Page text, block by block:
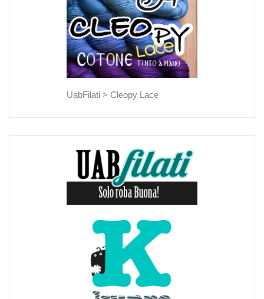
UabFilati > Cleopy Lace